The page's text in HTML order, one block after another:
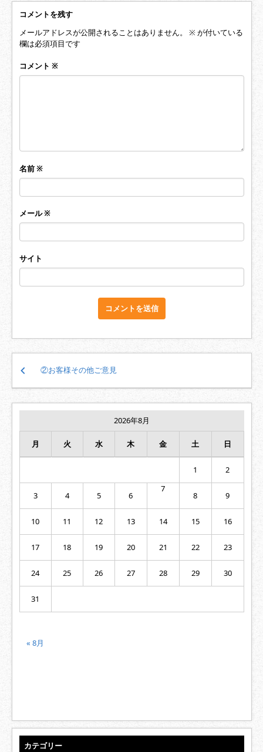
コメントを残す
メールアドレスが公開されることはありません。
※が付いている
欄は必須項目です
コメント ※
名前※
メール※
サイト
ナ
ゲ
②お客様その他ご意見
2026年8月
月 火 水 木 金 土 日
1 2
3 4 5 6
7
8 9
10 11 12 13 14 15 16
17 18 19 20 21 22 23
24 25 26 27 28 29 30
31
« 8月
カテゴリー